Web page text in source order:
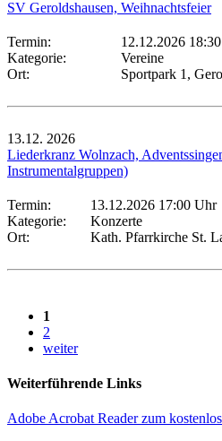
SV Geroldshausen, Weihnachtsfeier
Termin:
12.12.2026
Kategorie:
Vereine
Ort:
Sportpark 1,
13.12. 2026
Liederkranz Wolnzach,
Instrumentalgruppen)
Termin:
13.12.2026 17:00 Uhr
Kategorie:
Konzerte
Ort:
Kath. Pfarrkirche St.
1
2
weiter
Weiterführende Links
Adobe Acrobat Reader zum